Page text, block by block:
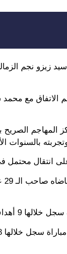
زيزو نجم
الاتفاق مع
المهاجم
بالسنوات
محتمل في